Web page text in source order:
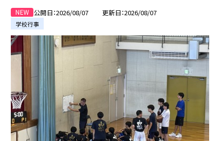
公開日 2026/08/07 更新日 2026/08/07
学校行事